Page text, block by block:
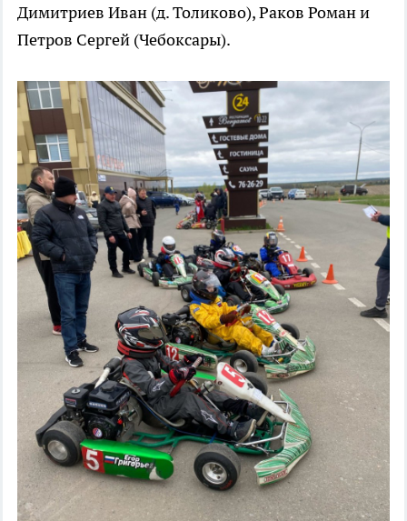
Димитриев Иван (д. Толиково), Раков Роман и
Петров Сергей (Чебоксары).